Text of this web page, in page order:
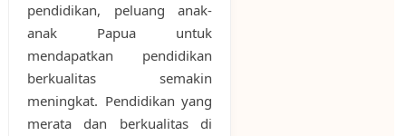
pendidikan, peluang anak-
anak Papua untuk
mendapatkan pendidikan
berkualitas semakin
meningkat. Pendidikan yang
merata dan berkualitas di